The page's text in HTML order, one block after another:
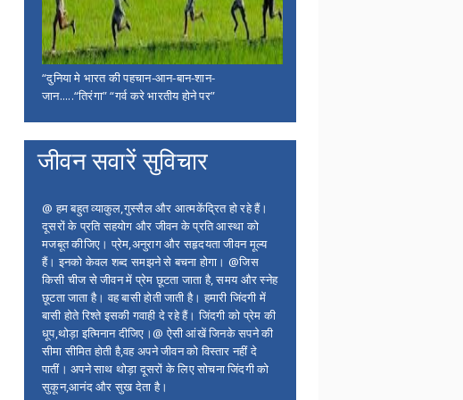
“दुनिया मे भारत की पहचान-आन-बान-शान-
जान.....“तिरंगा” “गर्व करे भारतीय होने पर”
जीवन सवारें सुविचार
@ हम बहुत व्याकुल,गुस्सैल और आत्मकेंद्रित हो रहे हैं।
दूसरों के प्रति सहयोग और जीवन के प्रति आस्था को
मजबूत कीजिए। प्रेम,अनुराग और सहृदयता जीवन मूल्य
हैं। इनको केवल शब्द समझने से बचना होगा। @जिस
किसी चीज से जीवन में प्रेम छूटता जाता है, समय और स्नेह
छूटता जाता है। वह बासी होती जाती है। हमारी जिंदगी में
बासी होते रिश्ते इसकी गवाही दे रहे हैं। जिंदगी को प्रेम की
धूप,थोड़ा इत्मिनान दीजिए।@ ऐसी आंखें जिनके सपने की
सीमा सीमित होती है,वह अपने जीवन को विस्तार नहीं दे
पातीं। अपने साथ थोड़ा दूसरों के लिए सोचना जिंदगी को
सुकून,आनंद और सुख देता है।